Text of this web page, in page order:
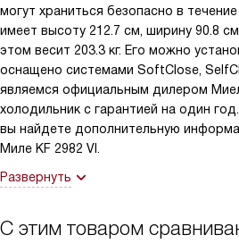
могут храниться безопасно в
имеет высоту 212.7 см, ширину 90.8
этом весит 203.3 кг. Его можно
оснащено системами SoftClose,
являемся официальным дилером
холодильник с гарантией на один
вы найдете дополнительную
Миле KF 2982 VI.
Развернуть
С этим товаром